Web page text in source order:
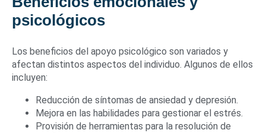
psicológicos
Los beneficios del apoyo psicológico son variados y
afectan distintos aspectos del individuo. Algunos de ellos
incluyen:
Reducción de síntomas de ansiedad y depresión.
Mejora en las habilidades para gestionar el estrés.
Provisión de herramientas para la resolución de